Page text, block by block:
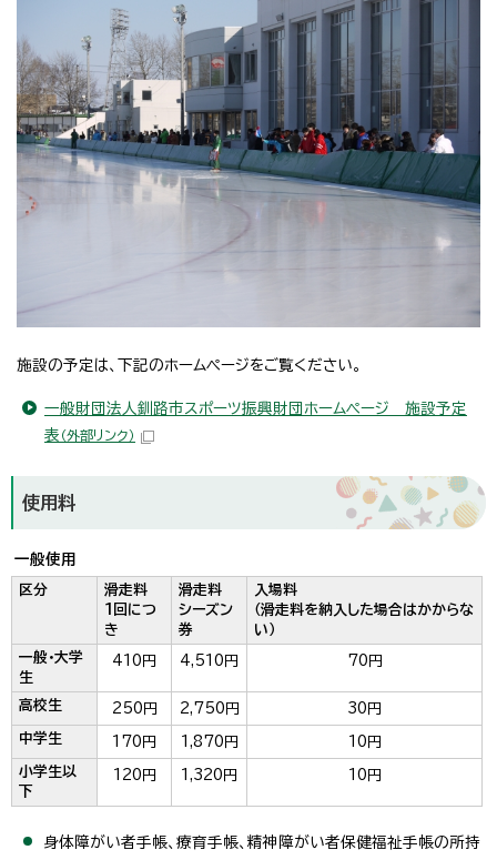
施設の予定は、下記のホームページをご覧ください。
一般財団法人釧路市スポーツ振興財団ホームページ 施設予定
表 （外部リンク）
使用料
一般使用
区分
滑走料
1回につ
き
滑走料
シーズン
券
入場料
（滑走料を納入した場合はかからな
い）
一般・大学
生
410円 4,510円 70円
高校生 250円 2,750円 30円
中学生 170円 1,870円 10円
小学生以
下
120円 1,320円 10円
身体障がい者手帳、療育手帳、精神障がい者保健福祉手帳の所持